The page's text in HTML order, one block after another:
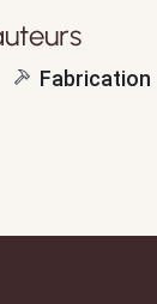
Fabrication